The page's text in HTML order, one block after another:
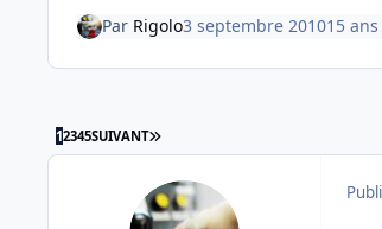
Par Rigolo3 septembre 201015 ans
12345SUIVANT DERNIÈRE PAGE